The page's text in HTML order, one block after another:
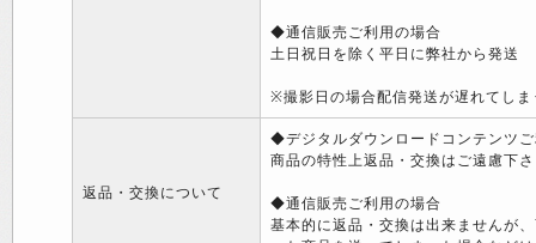
◆通信販売ご利用の場合
土日祝日を除く平日に弊社から発送
※撮影日の場合配信発送が遅れてし
返品・交換について
◆デジタルダウンロードコンテンツ
商品の特性上返品・交換はご遠慮下
◆通信販売ご利用の場合
基本的に返品・交換は出来ませんが